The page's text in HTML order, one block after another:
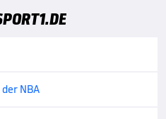
NBA